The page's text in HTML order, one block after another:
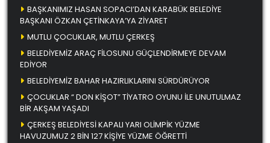
BAŞKANIMIZ HASAN SOPACI’DAN KARABÜK BELEDİYE
BAŞKANI ÖZKAN ÇETİNKAYA’YA ZİYARET
MUTLU ÇOCUKLAR, MUTLU ÇERKEŞ
BELEDİYEMİZ ARAÇ FİLOSUNU GÜÇLENDİRMEYE DEVAM
EDİYOR
BELEDİYEMİZ BAHAR HAZIRLIKLARINI SÜRDÜRÜYOR
ÇOCUKLAR “ DON KİŞOT” TİYATRO OYUNU İLE UNUTULMAZ
BİR AKŞAM YAŞADI
ÇERKEŞ BELEDİYESİ KAPALI YARI OLİMPİK YÜZME
HAVUZUMUZ 2 BİN 127 KİŞİYE YÜZME ÖĞRETTİ